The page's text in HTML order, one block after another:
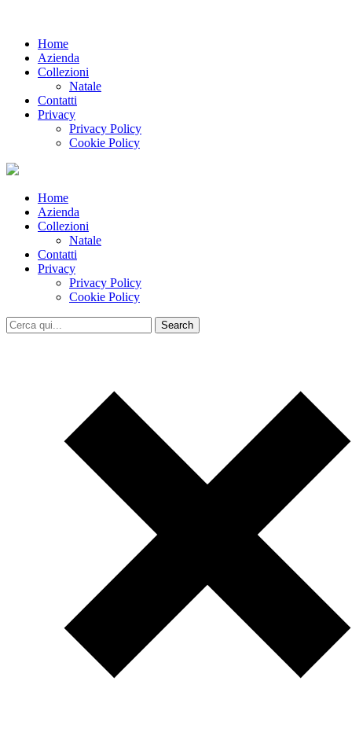
Home
Azienda
Collezioni
Natale
Contatti
Privacy
Privacy Policy
Cookie Policy
Home
Azienda
Collezioni
Natale
Contatti
Privacy
Privacy Policy
Cookie Policy